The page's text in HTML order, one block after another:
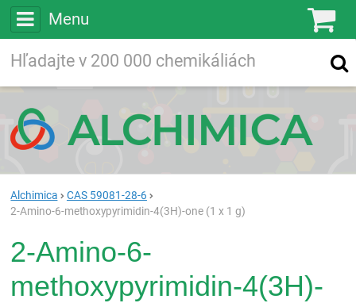
Menu
Vyhľadávanie
Alchimica
CAS 59081-28-6
2-Amino-6-methoxypyrimidin-4(3H)-one (1 x 1 g)
2-Amino-6-
methoxypyrimidin-4(3H)-